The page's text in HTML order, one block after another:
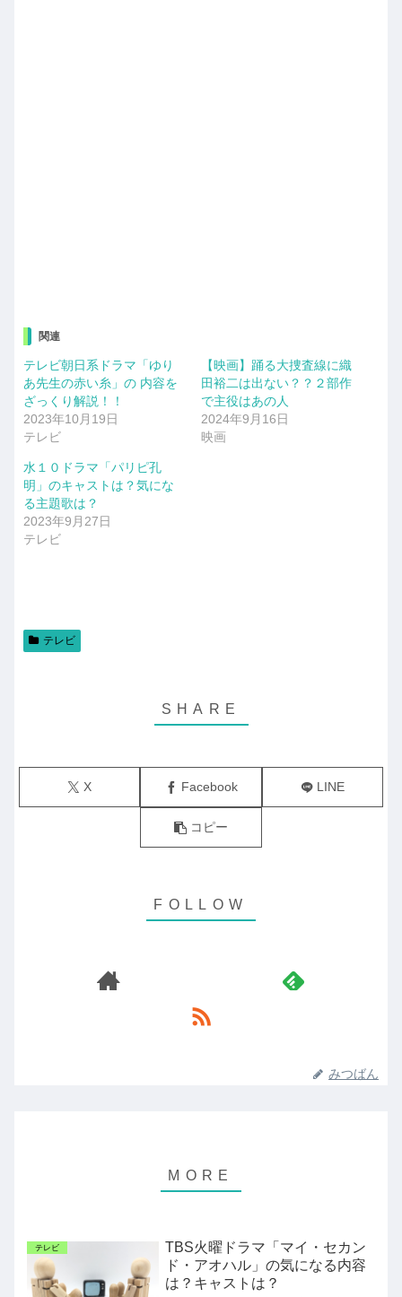
関連
テレビ朝日系ドラマ「ゆり
あ先生の赤い糸」の 内容を
ざっくり解説！！
2023年10月19日
テレビ
【映画】踊る大捜査線に織
田裕二は出ない？？２部作
で主役はあの人
2024年9月16日
映画
水１０ドラマ「パリピ孔
明」のキャストは？気にな
る主題歌は？
2023年9月27日
テレビ
テレビ
X Facebook LINE
コピー
みつばん
テレビ
TBS火曜ドラマ「マイ・セカン
ド・アオハル」の気になる内容
は？キャストは？